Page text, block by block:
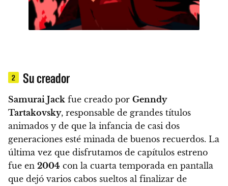
2 Su creador
Samurai Jack fue creado por Genndy
Tartakovsky, responsable de grandes títulos
animados y de que la infancia de casi dos
generaciones esté minada de buenos recuerdos. La
última vez que disfrutamos de capítulos estreno
fue en 2004 con la cuarta temporada en pantalla
que dejó varios cabos sueltos al finalizar de